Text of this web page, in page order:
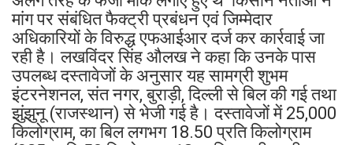
मांग पर संबंधित फैक्ट्री प्रबंधन एवं जिम्मेदार
अधिकारियों के विरुद्ध एफआईआर दर्ज कर कार्रवाई जा
रही है। लखविंदर सिंह औलख ने कहा कि उनके पास
उपलब्ध दस्तावेजों के अनुसार यह सामग्री शुभम
इंटरनेशनल, संत नगर, बुराड़ी, दिल्ली से बिल की गई तथा
झुंझुनू (राजस्थान) से भेजी गई है। दस्तावेजों में 25,000
किलोग्राम, का बिल लगभग 18.50 प्रति किलोग्राम